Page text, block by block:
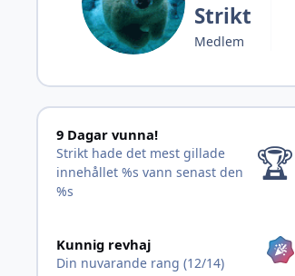
Strikt
Medlem
9 Dagar vunna!
9 Dagar vunna!
Strikt hade det mest gillade
innehållet %s vann senast den
%s
🏆
Kunnig revhaj
Din nuvarande rang (12/14)